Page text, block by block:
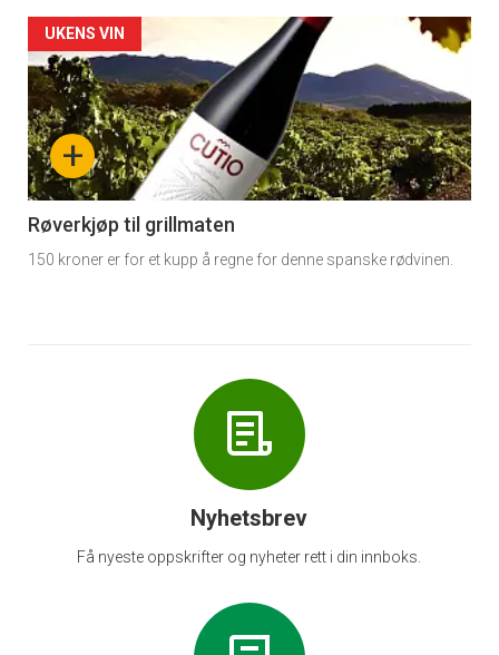
Forsiden
akkurat
nå
-
6
+
UKENS VIN
Røverkjøp til grillmaten
150 kroner er for et kupp å regne for denne spanske rødvinen.
Nyhetsbrev
Få nyeste oppskrifter og nyheter rett i din innboks.